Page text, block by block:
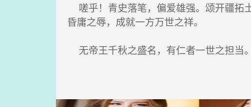
嗟乎！青史落笔，偏爱雄强。颂开疆拓
昏庸之辱，成就一方万世之祥。
无帝王千秋之盛名，有仁者一世之担当